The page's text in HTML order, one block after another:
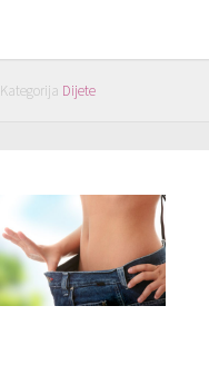
Kategorija Dijete